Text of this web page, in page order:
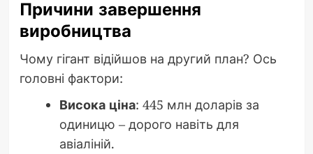
Причини завершення
виробництва
Чому гігант відійшов на другий план? Ось
головні фактори:
Висока ціна: 445 млн доларів за
одиницю – дорого навіть для
авіаліній.